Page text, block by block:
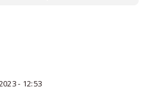
- 12:53